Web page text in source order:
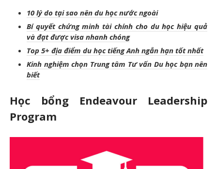
10 lý do tại sao nên du học nước ngoài
Bí quyết chứng minh tài chính cho du học hiệu quả
và đạt được visa nhanh chóng
Top 5+ địa điểm du học tiếng Anh ngắn hạn tốt nhất
Kinh nghiệm chọn Trung tâm Tư vấn Du học bạn nên
biết
Học bổng Endeavour Leadership
Program